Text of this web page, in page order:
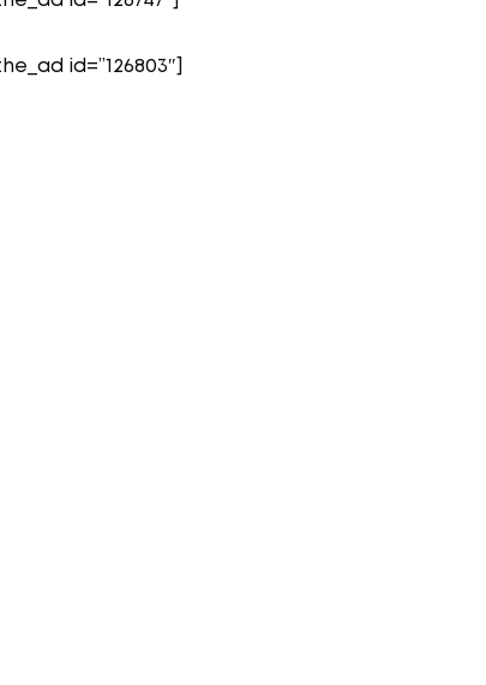
id=”126803″]